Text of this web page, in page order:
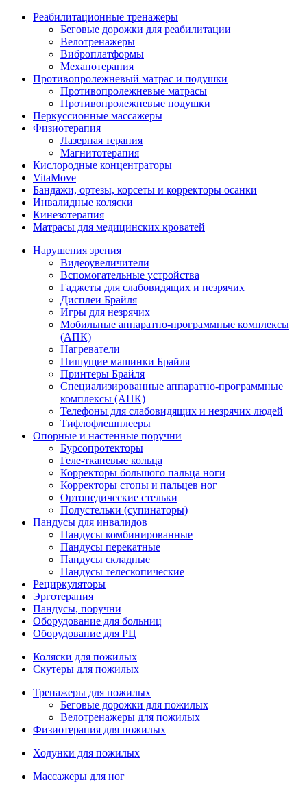
Реабилитационные тренажеры
Беговые дорожки для реабилитации
Велотренажеры
Виброплатформы
Механотерапия
Противопролежневый матрас и подушки
Противопролежневые матрасы
Противопролежневые подушки
Перкуссионные массажеры
Физиотерапия
Лазерная терапия
Магнитотерапия
Кислородные концентраторы
VitaMove
Бандажи, ортезы, корсеты и корректоры осанки
Инвалидные коляски
Кинезотерапия
Матрасы для медицинских кроватей
Нарушения зрения
Видеоувеличители
Вспомогательные устройства
Гаджеты для слабовидящих и незрячих
Дисплеи Брайля
Игры для незрячих
Мобильные аппаратно-программные комплексы
(АПК)
Нагреватели
Пишущие машинки Брайля
Принтеры Брайля
Специализированные аппаратно-программные
комплексы (АПК)
Телефоны для слабовидящих и незрячих людей
Тифлофлешплееры
Опорные и настенные поручни
Бурсопротекторы
Геле-тканевые кольца
Корректоры большого пальца ноги
Корректоры стопы и пальцев ног
Ортопедические стельки
Полустельки (супинаторы)
Пандусы для инвалидов
Пандусы комбинированные
Пандусы перекатные
Пандусы складные
Пандусы телескопические
Рециркуляторы
Эрготерапия
Пандусы, поручни
Оборудование для больниц
Оборудование для РЦ
Коляски для пожилых
Скутеры для пожилых
Тренажеры для пожилых
Беговые дорожки для пожилых
Велотренажеры для пожилых
Физиотерапия для пожилых
Ходунки для пожилых
Массажеры для ног